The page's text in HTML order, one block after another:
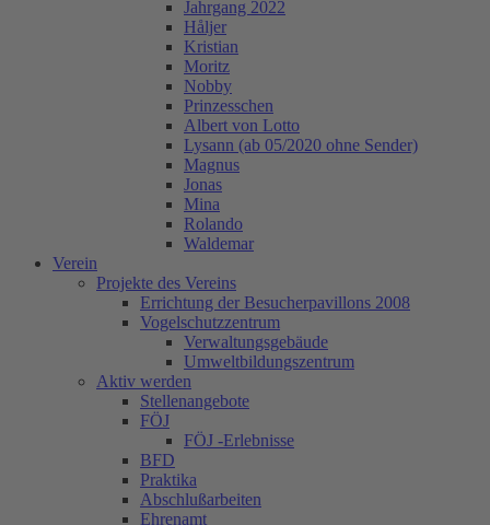
Jahrgang 2022
Håljer
Kristian
Moritz
Nobby
Prinzesschen
Albert von Lotto
Lysann (ab 05/2020 ohne Sender)
Magnus
Jonas
Mina
Rolando
Waldemar
Verein
Projekte des Vereins
Errichtung der Besucherpavillons 2008
Vogelschutzzentrum
Verwaltungsgebäude
Umweltbildungszentrum
Aktiv werden
Stellenangebote
FÖJ
FÖJ -Erlebnisse
BFD
Praktika
Abschlußarbeiten
Ehrenamt